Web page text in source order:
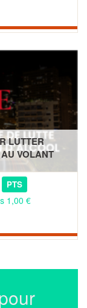
LUTTER
VOLANT
PTS
1,00 €